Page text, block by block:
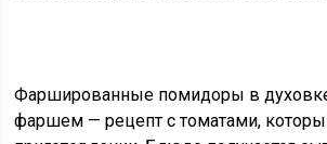
Фаршированные помидоры в
фаршем — рецепт с томатами,